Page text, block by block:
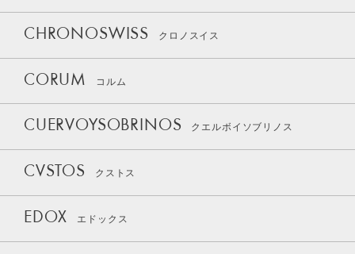
CHRONOSWISS クロノスイス
CORUM コルム
CUERVOYSOBRINOS クエルボイソブリノス
CVSTOS クストス
EDOX エドックス